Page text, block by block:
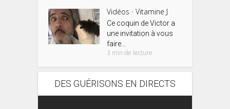
Vidéos • Vitamine J
Ce coquin de Victor a
une invitation à vous
faire...
3 min de lecture
DES GUÉRISONS EN DIRECTS